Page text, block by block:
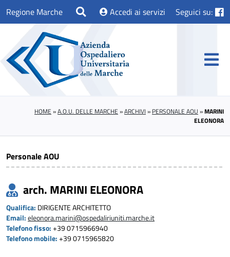
Regione Marche Accedi ai servizi Seguici su:
HOME »A.O.U. DELLE MARCHE »ARCHIVI » PERSONALE AOU »MARINI
ELEONORA
Personale AOU
arch. MARINI ELEONORA
Qualifica: DIRIGENTE ARCHITETTO
Email: eleonora.marini@ospedaliriuniti.marche.it
Telefono fisso: +39 0715966940
Telefono mobile: +39 0715965820